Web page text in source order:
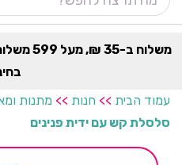
משלוח
עמוד הבית >> חנות >> מתנות
סלסלת קש עם ידית פנינים